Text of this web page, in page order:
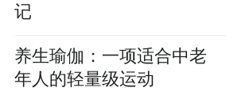
记
养生瑜伽：一项适合中老
年人的轻量级运动